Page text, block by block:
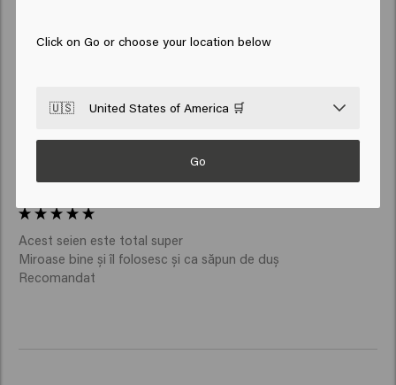
Foarte răcoritor
Christin
Acest seien este total super
Miroase bine și îl folosesc și ca săpun de duș
Recomandat
Click on Go or choose your location below
🇺🇸 United States of America 🛒
Go